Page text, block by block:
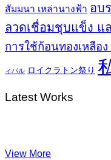
สัมมนา เหล่านางฟ้า อบ
ลวดเชื่อมชุบแข็ง แ
การใช้ก้อนทองเหลือ
ィバル ロイクラトン祭り
Latest Works
View More